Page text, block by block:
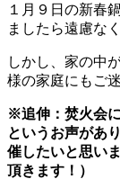
１月９日の新春
ましたら遠慮な
しかし、家の中
様の家庭にもご
※追伸：焚火会
というお声があ
催したいと思い
頂きます！）